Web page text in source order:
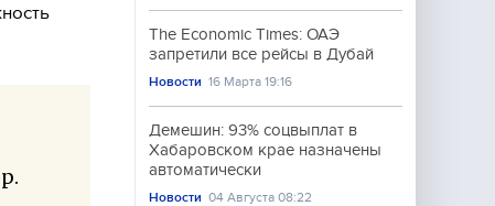
The Economic Times: ОАЭ
запретили все рейсы в Дубай
Новости 16 Марта 19:16
Демешин: 93% соцвыплат в
Хабаровском крае назначены
автоматически
Новости 04 Августа 08:22